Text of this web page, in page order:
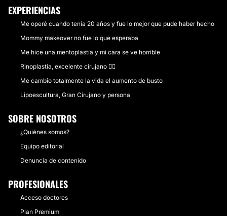
EXPERIENCIAS
Me operé cuando tenía 20 años y fue lo mejor que pude haber hecho
Mommy makeover no fue lo que esperaba
Me hice una mentoplastia y mi cara se ve horrible
Rinoplastia, excelente cirujano 👌🏻
Me cambio totalmente la vida el aumento de busto
Lipoescultura, Gran Cirujano y persona
SOBRE NOSOTROS
¿Quiénes somos?
Equipo editorial
Denuncia de contenido
PROFESIONALES
Acceso doctores
Plan Premium